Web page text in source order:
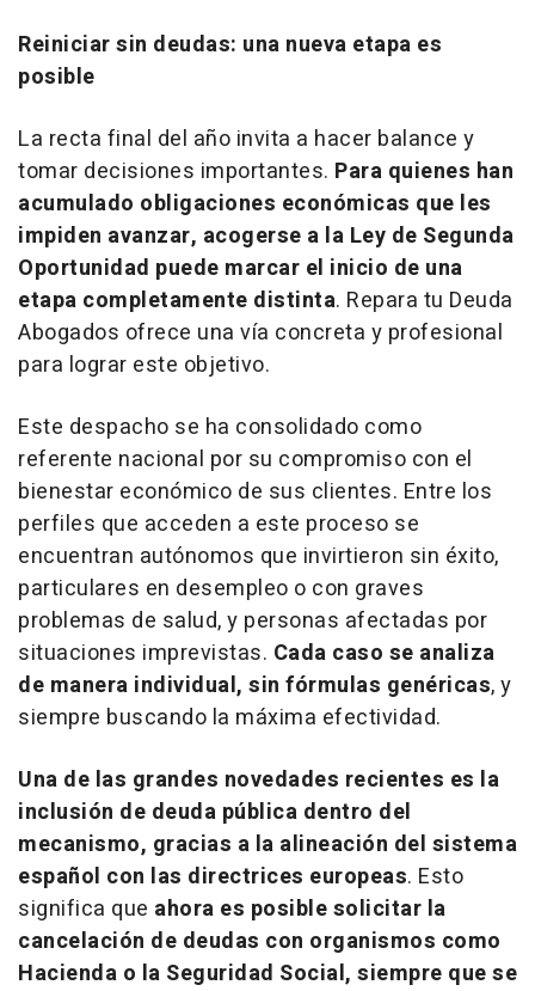
Reiniciar sin deudas: una nueva etapa es
posible
La recta final del año invita a hacer balance y
tomar decisiones importantes. Para quienes han
acumulado obligaciones económicas que les
impiden avanzar, acogerse a la Ley de Segunda
Oportunidad puede marcar el inicio de una
etapa completamente distinta. Repara tu Deuda
Abogados ofrece una vía concreta y profesional
para lograr este objetivo.
Este despacho se ha consolidado como
referente nacional por su compromiso con el
bienestar económico de sus clientes. Entre los
perfiles que acceden a este proceso se
encuentran autónomos que invirtieron sin éxito,
particulares en desempleo o con graves
problemas de salud, y personas afectadas por
situaciones imprevistas. Cada caso se analiza
de manera individual, sin fórmulas genéricas, y
siempre buscando la máxima efectividad.
Una de las grandes novedades recientes es la
inclusión de deuda pública dentro del
mecanismo, gracias a la alineación del sistema
español con las directrices europeas. Esto
significa que ahora es posible solicitar la
cancelación de deudas con organismos como
Hacienda o la Seguridad Social, siempre que se